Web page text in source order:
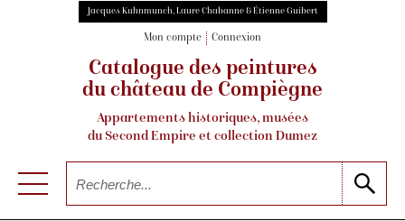
Jacques Kuhnmunch, Laure Chabanne & Étienne Guibert
Mon compte Connexion
Catalogue des peintures
du château de Compiègne
Appartements historiques, musées
du Second Empire et collection Dumez